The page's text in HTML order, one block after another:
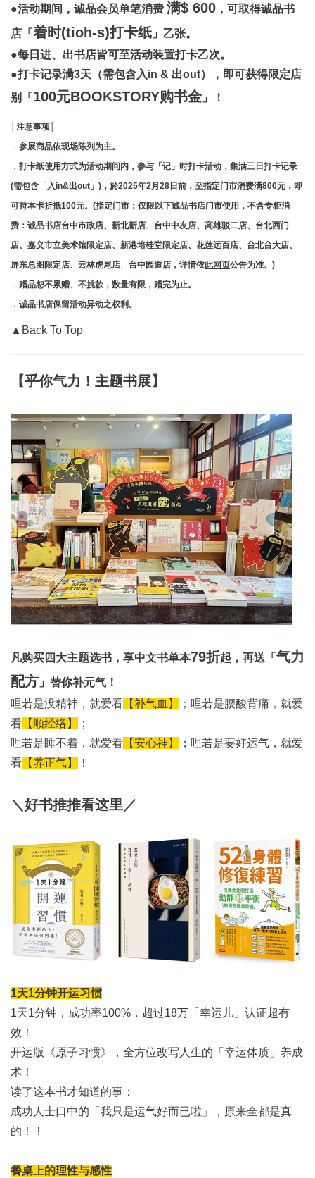
●活动期间，诚品会员单笔消费 满$ 600 ，可取得诚品书
店「 着时(tioh-s)打卡纸 」乙张。
●每日进、出书店皆可至活动装置打卡乙次。
●打卡记录满3天（需包含入in & 出out），即可获得限定店
别「 100元BOOKSTORY购书金 」！
│注意事项│
． 参展商品依现场陈列为主。
． 打卡纸使用方式为活动期间内，参与「记」时打卡活动，集满三日打卡记录
(需包含「入in&出out」)，於2025年2月28日前，至指定门市消费满800元，即
可持本卡折抵100元。(指定门市：仅限以下诚品书店门市使用，不含专柜消
费：诚品书店台中市政店、新北新店、台中中友店、高雄驳二店、台北西门
店、嘉义市立美术馆限定店、新港培桂堂限定店、花莲远百店、台北台大店、
屏东总图限定店、云林虎尾店、 台中园道店，详情依此网页公告为准。 )
． 赠品恕不累赠、不挑款，数量有限，赠完为止。
． 诚品书店保留活动异动之权利。
▲Back To Top
【乎你气力！主题书展】
凡购买四大主题选书，享中文书单本79折起，再送「 气力
配方 」替你补元气！
哩若是没精神，就爱看 【补气血】
；哩若是腰酸背痛，就爱
看 【顺经络】
；
哩若是睡不着，就爱看 【安心神】
；哩若是要好运气，就爱
看 【养正气】 ！
＼好书推推看这里／
1天1分钟开运习惯
1天1分钟，成功率100%，超过18万「幸运儿」认证超有
效！
开运版《原子习惯》，全方位改写人生的「幸运体质」养成
术！
读了这本书才知道的事：
成功人士口中的「我只是运气好而已啦」，原来全都是真
的！！
餐桌上的理性与感性